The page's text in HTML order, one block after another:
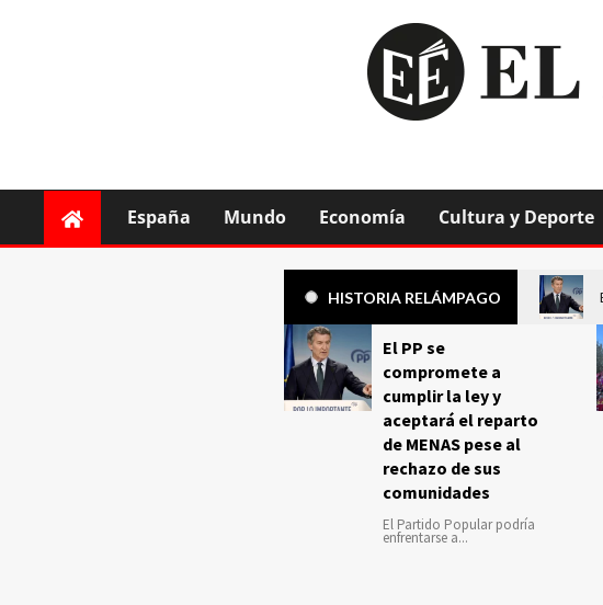
España Mundo Economía Cultura y Deporte
HISTORIA RELÁMPAGO
El PP se
compromete a
cumplir la ley y
aceptará el reparto
de MENAS pese al
rechazo de sus
comunidades
El Partido Popular podría
enfrentarse a...